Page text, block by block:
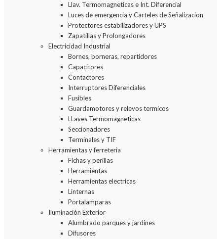
Llav. Termomagneticas e Int. Diferencial
Luces de emergencia y Carteles de Señalizacion
Protectores estabilizadores y UPS
Zapatillas y Prolongadores
Electricidad Industrial
Bornes, borneras, repartidores
Capacitores
Contactores
Interruptores Diferenciales
Fusibles
Guardamotores y relevos termicos
LLaves Termomagneticas
Seccionadores
Terminales y TIF
Herramientas y ferreteria
Fichas y perillas
Herramientas
Herramientas electricas
Linternas
Portalamparas
Iluminación Exterior
Alumbrado parques y jardines
Difusores